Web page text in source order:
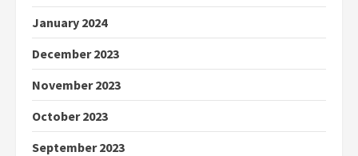
January 2024
December 2023
November 2023
October 2023
September 2023